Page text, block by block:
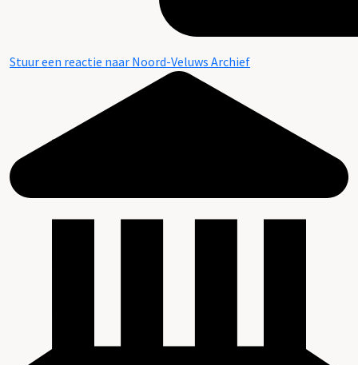
Stuur een reactie naar Noord-Veluws Archief